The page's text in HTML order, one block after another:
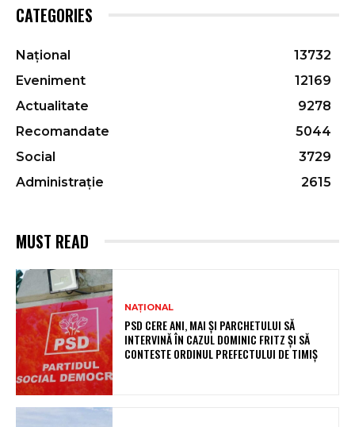
CATEGORIES
Național
13732
Eveniment
12169
Actualitate
9278
Recomandate
5044
Social
3729
Administrație
2615
MUST READ
NAȚIONAL
PSD CERE ANI, MAI ȘI PARCHETULUI SĂ
INTERVINĂ ÎN CAZUL DOMINIC FRITZ ȘI SĂ
CONTESTE ORDINUL PREFECTULUI DE TIMIȘ